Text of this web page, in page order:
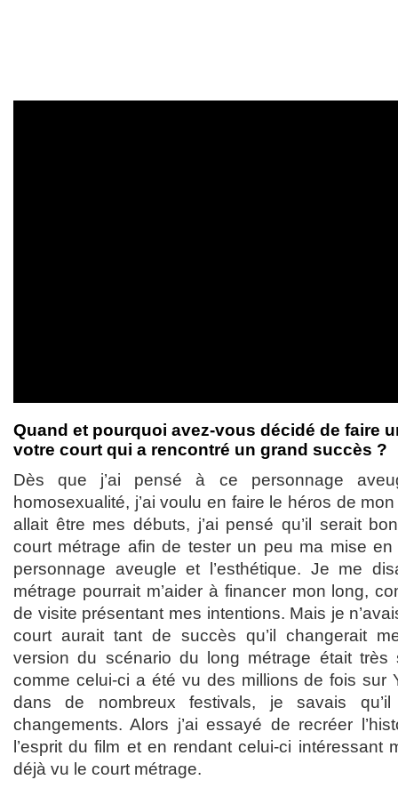
Quand et pourquoi avez-vous décidé de faire
votre court qui a rencontré un grand succès ?
Dès que j’ai pensé à ce personnage
homosexualité, j’ai voulu en faire le héros de
allait être mes débuts, j’ai pensé qu’il serait
court métrage afin de tester un peu ma mise en
personnage aveugle et l’esthétique. Je me
métrage pourrait m’aider à financer mon long,
de visite présentant mes intentions. Mais je
court aurait tant de succès qu’il changerait
version du scénario du long métrage était très
comme celui-ci a été vu des millions de fois sur
dans de nombreux festivals, je savais
changements. Alors j’ai essayé de recréer
l’esprit du film et en rendant celui-ci intéressant
déjà vu le court métrage.